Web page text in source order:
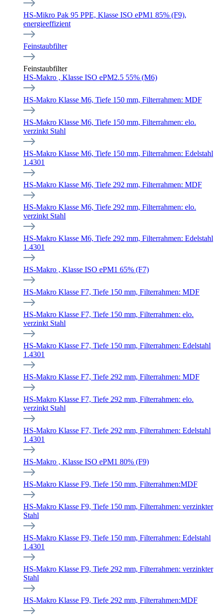
HS-Mikro Pak 95 PPE, Klasse ISO ePM1 85% (F9),
energieeffizient
Feinstaubfilter
Feinstaubfilter
HS-Makro , Klasse ISO ePM2.5 55% (M6)
HS-Makro Klasse M6, Tiefe 150 mm, Filterrahmen: MDF
HS-Makro Klasse M6, Tiefe 150 mm, Filterrahmen: elo.
verzinkt Stahl
HS-Makro Klasse M6, Tiefe 150 mm, Filterrahmen: Edelstahl
1.4301
HS-Makro Klasse M6, Tiefe 292 mm, Filterrahmen: MDF
HS-Makro Klasse M6, Tiefe 292 mm, Filterrahmen: elo.
verzinkt Stahl
HS-Makro Klasse M6, Tiefe 292 mm, Filterrahmen: Edelstahl
1.4301
HS-Makro , Klasse ISO ePM1 65% (F7)
HS-Makro Klasse F7, Tiefe 150 mm, Filterrahmen: MDF
HS-Makro Klasse F7, Tiefe 150 mm, Filterrahmen: elo.
verzinkt Stahl
HS-Makro Klasse F7, Tiefe 150 mm, Filterrahmen: Edelstahl
1.4301
HS-Makro Klasse F7, Tiefe 292 mm, Filterrahmen: MDF
HS-Makro Klasse F7, Tiefe 292 mm, Filterrahmen: elo.
verzinkt Stahl
HS-Makro Klasse F7, Tiefe 292 mm, Filterrahmen: Edelstahl
1.4301
HS-Makro , Klasse ISO ePM1 80% (F9)
HS-Makro Klasse F9, Tiefe 150 mm, Filterrahmen:MDF
HS-Makro Klasse F9, Tiefe 150 mm, Filterrahmen: verzinkter
Stahl
HS-Makro Klasse F9, Tiefe 150 mm, Filterrahmen: Edelstahl
1.4301
HS-Makro Klasse F9, Tiefe 292 mm, Filterrahmen: verzinkter
Stahl
HS-Makro Klasse F9, Tiefe 292 mm, Filterrahmen:MDF